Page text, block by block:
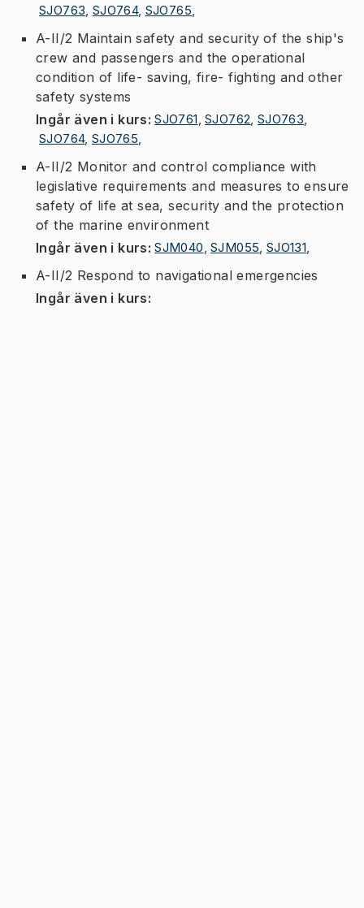
SJO763 SJO764, SJO765
A-II/2 Maintain safety and security of the ship's
crew and passengers and the operational
condition of life- saving, fire- fighting and other
safety systems
Ingår även i kurs: SJO761 SJO762 SJO763
SJO764, SJO765
A-II/2 Monitor and control compliance with
legislative requirements and measures to ensure
safety of life at sea, security and the protection
of the marine environment
Ingår även i kurs: SJM040 SJM055 SJO131
A-II/2 Respond to navigational emergencies
Ingår även i kurs: